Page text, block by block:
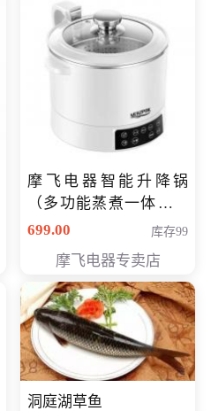
摩飞电器智能升降锅
（多功能蒸煮一体锅）
（智能升降养生锅） 会
699.00 库存99
摩飞电器专卖店
洞庭湖草鱼